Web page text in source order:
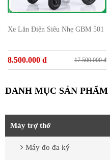
Xe Lăn Điện Siêu Nhẹ GBM 501
8.500.000 đ 17.500.000 đ
DANH MỤC SẢN PHẨM
Máy trợ thở
Máy đo đa ký